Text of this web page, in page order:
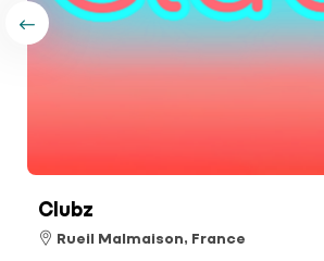
Clubz
Rueil Malmaison, France